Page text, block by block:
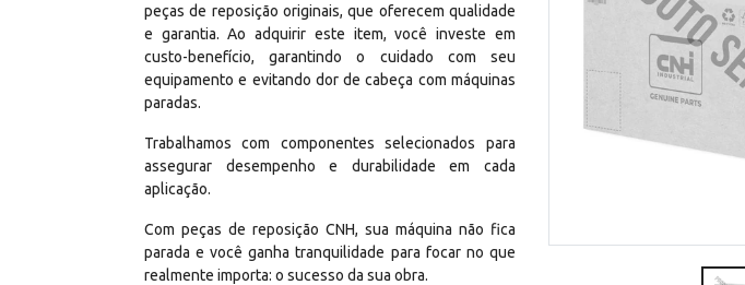
peças de reposição originais, que oferecem qualidade
e garantia. Ao adquirir este item, você investe em
custo-benefício, garantindo o cuidado com seu
equipamento e evitando dor de cabeça com máquinas
paradas.
Trabalhamos com componentes selecionados para
assegurar desempenho e durabilidade em cada
aplicação.
Com peças de reposição CNH, sua máquina não fica
parada e você ganha tranquilidade para focar no que
realmente importa: o sucesso da sua obra.